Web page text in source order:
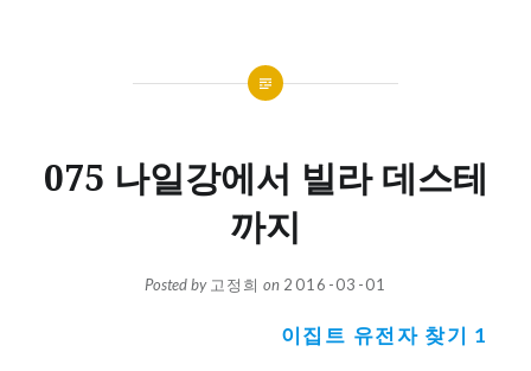
075 나일강에서 빌라 데스테
까지
Posted by 고정희 on 2016-03-01
이집트 유전자 찾기 1